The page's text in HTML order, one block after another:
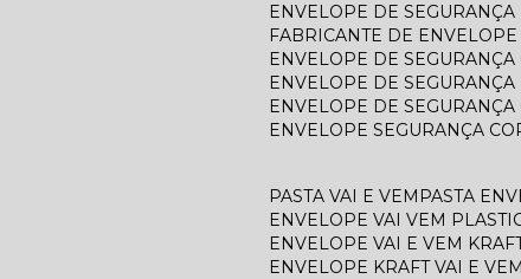
ENVELOPE DE
FABRICANTE DE
ENVELOPE DE
ENVELOPE DE
ENVELOPE DE
ENVELOPE SEGURANÇA
PASTA VAI E VEM
PASTA
ENVELOPE VAI VEM
ENVELOPE VAI E VEM
ENVELOPE KRAFT VAI E VEM